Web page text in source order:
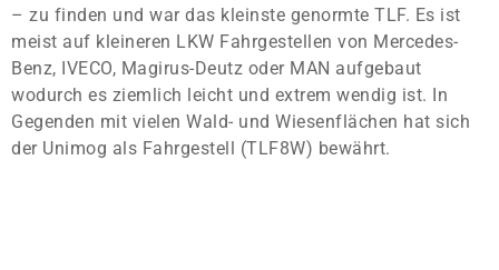
– zu finden und war das kleinste genormte TLF. Es ist
meist auf kleineren LKW Fahrgestellen von Mercedes-
Benz, IVECO, Magirus-Deutz oder MAN aufgebaut
wodurch es ziemlich leicht und extrem wendig ist. In
Gegenden mit vielen Wald- und Wiesenflächen hat sich
der Unimog als Fahrgestell (TLF8W) bewährt.